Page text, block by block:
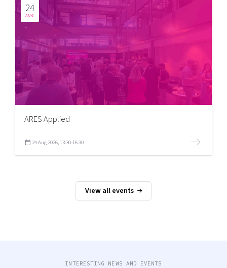
24
AUG
ARES Applied
24 Aug 2026, 13:30-16:30
View all events
INTERESTING NEWS AND EVENTS